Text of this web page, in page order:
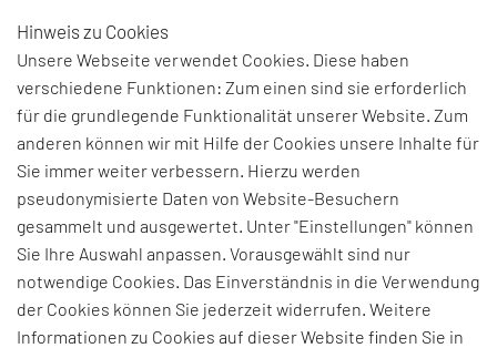
THEMEN & NEWS
Beiträge und Interviews zu aktuellen Fach-, Technologie-
und Branchenherausforderungen, Informationen zu
unseren Beratungsangeboten, Seminaren und Events
sowie Unternehmensthemen:
Hinweis zu Cookies
Unsere Webseite verwendet Cookies. Diese haben
verschiedene Funktionen: Zum einen sind sie erforderlich
für die grundlegende Funktionalität unserer Website. Zum
anderen können wir mit Hilfe der Cookies unsere Inhalte für
Sie immer weiter verbessern. Hierzu werden
pseudonymisierte Daten von Website-Besuchern
gesammelt und ausgewertet. Unter "Einstellungen" können
Sie Ihre Auswahl anpassen. Vorausgewählt sind nur
notwendige Cookies. Das Einverständnis in die Verwendung
der Cookies können Sie jederzeit widerrufen. Weitere
Informationen zu Cookies auf dieser Website finden Sie in